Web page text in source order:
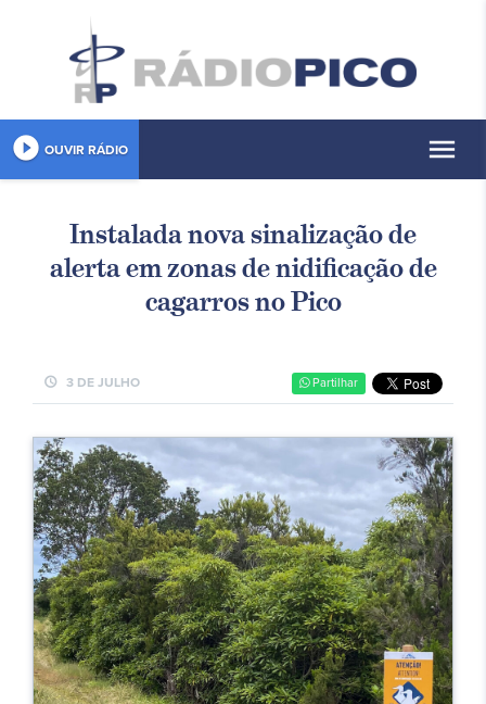
play_circle_filled OUVIR RÁDIO menu
Instalada nova sinalização de
alerta em zonas de nidificação de
cagarros no Pico
schedule 3 DE JULHO Partilhar